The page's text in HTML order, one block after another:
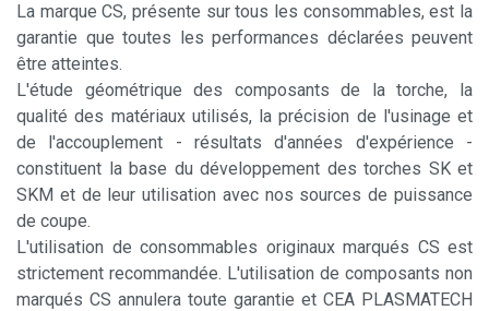
La marque CS, présente sur tous les consommables, est la
garantie que toutes les performances déclarées peuvent
être atteintes.
L'étude géométrique des composants de la torche, la
qualité des matériaux utilisés, la précision de l'usinage et
de l'accouplement - résultats d'années d'expérience -
constituent la base du développement des torches SK et
SKM et de leur utilisation avec nos sources de puissance
de coupe.
L'utilisation de consommables originaux marqués CS est
strictement recommandée. L'utilisation de composants non
marqués CS annulera toute garantie et CEA PLASMATECH